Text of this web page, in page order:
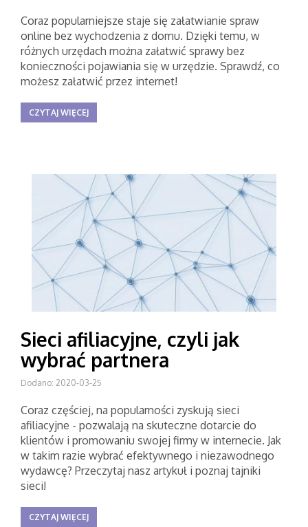
Coraz popularniejsze staje się załatwianie spraw
online bez wychodzenia z domu. Dzięki temu, w
różnych urzędach można załatwić sprawy bez
konieczności pojawiania się w urzędzie. Sprawdź, co
możesz załatwić przez internet!
CZYTAJ WIĘCEJ
Sieci afiliacyjne, czyli jak
wybrać partnera
Dodano: 2020-03-25
Coraz częściej, na popularności zyskują sieci
afiliacyjne - pozwalają na skuteczne dotarcie do
klientów i promowaniu swojej firmy w internecie. Jak
w takim razie wybrać efektywnego i niezawodnego
wydawcę? Przeczytaj nasz artykuł i poznaj tajniki
sieci!
CZYTAJ WIĘCEJ